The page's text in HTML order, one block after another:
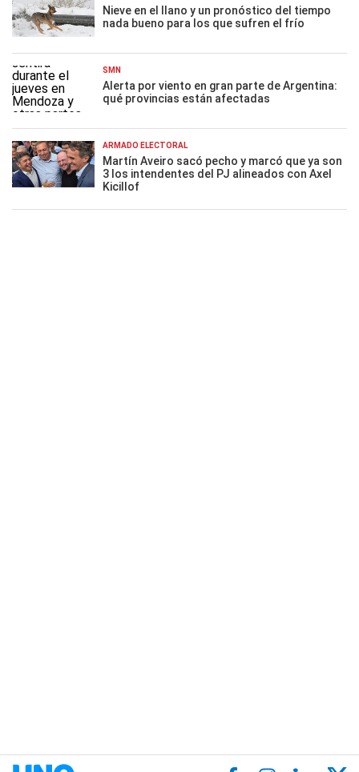
Nieve en el llano y un pronóstico del tiempo
nada bueno para los que sufren el frío
SMN
Alerta por viento en gran parte de Argentina:
qué provincias están afectadas
ARMADO ELECTORAL
Martín Aveiro sacó pecho y marcó que ya son
3 los intendentes del PJ alineados con Axel
Kicillof